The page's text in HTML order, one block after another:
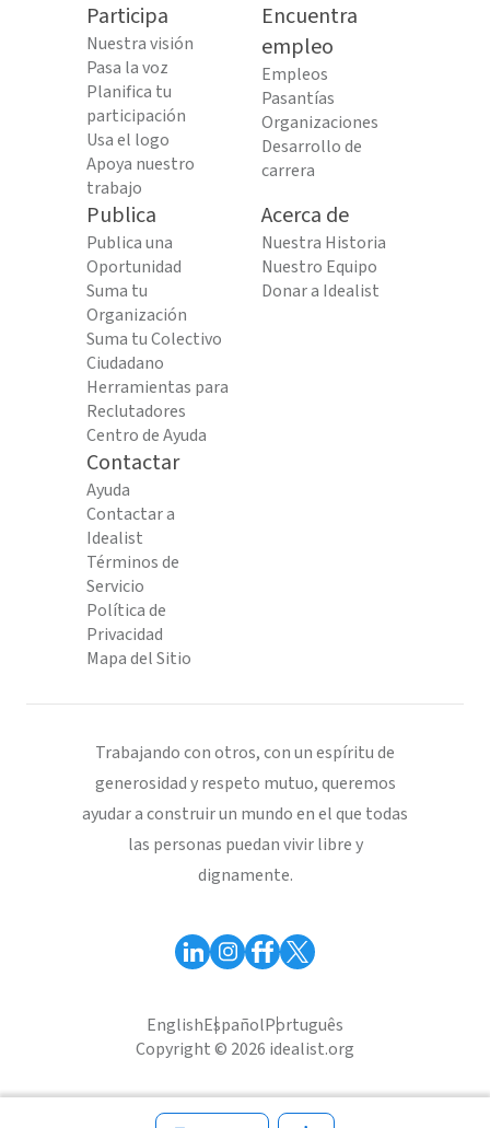
Participa
Nuestra visión
Pasa la voz
Planifica tu
participación
Usa el logo
Apoya nuestro
trabajo
Encuentra
empleo
Empleos
Pasantías
Organizaciones
Desarrollo de
carrera
Publica
Publica una
Oportunidad
Suma tu
Organización
Suma tu Colectivo
Ciudadano
Herramientas para
Reclutadores
Centro de Ayuda
Acerca de
Nuestra Historia
Nuestro Equipo
Donar a Idealist
Contactar
Ayuda
Contactar a
Idealist
Términos de
Servicio
Política de
Privacidad
Mapa del Sitio
Trabajando con otros, con un espíritu de
generosidad y respeto mutuo, queremos
ayudar a construir un mundo en el que todas
las personas puedan vivir libre y
dignamente.
EnglishEspañolPortuguês
Copyright © 2026 idealist.org